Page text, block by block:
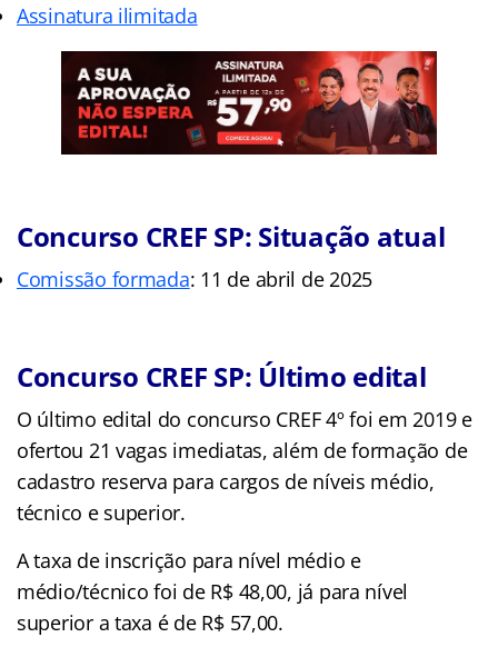
Assinatura ilimitada
Concurso CREF SP: Situação atual
Comissão formada: 11 de abril de 2025
Concurso CREF SP: Último edital
O último edital do concurso CREF 4º foi em 2019 e
ofertou 21 vagas imediatas, além de formação de
cadastro reserva para cargos de níveis médio,
técnico e superior.
A taxa de inscrição para nível médio e
médio/técnico foi de R$ 48,00, já para nível
superior a taxa é de R$ 57,00.